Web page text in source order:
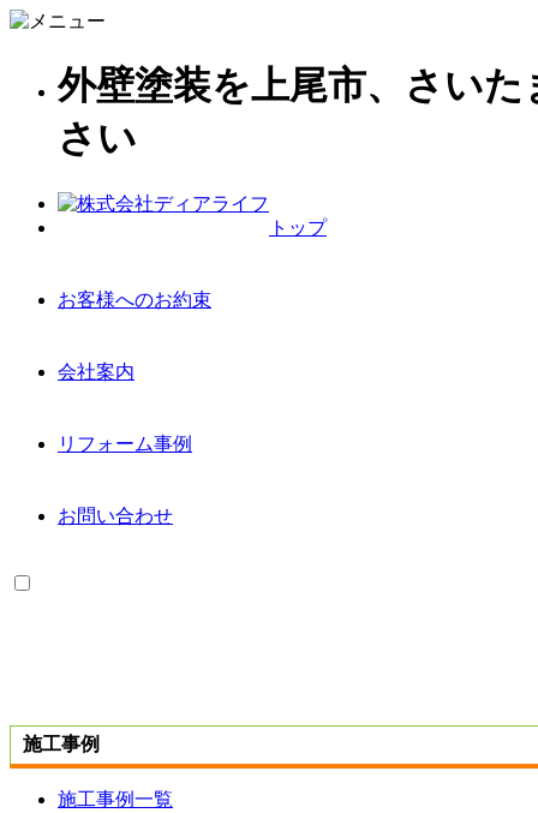
外壁塗装を上尾市、さい
さい
トップ
お客様へのお約束
会社案内
リフォーム事例
お問い合わせ
施工事例
施工事例一覧